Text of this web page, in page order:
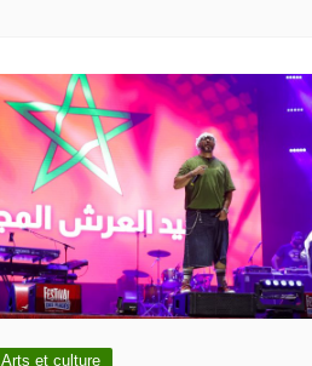
Arts et culture